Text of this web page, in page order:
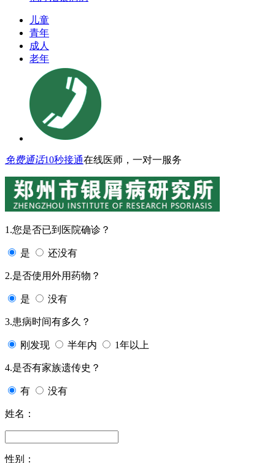
儿童
青年
成人
老年
免费通话10秒接通在线医师，一对一服务
1.您是否已到医院确诊？
是 还没有
2.是否使用外用药物？
是 没有
3.患病时间有多久？
刚发现 半年内 1年以上
4.是否有家族遗传史？
有 没有
姓名：
性别：